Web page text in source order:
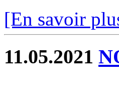
[En savoir
11.05.2021